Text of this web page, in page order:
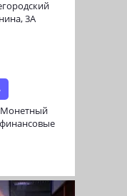
3А
Монетный